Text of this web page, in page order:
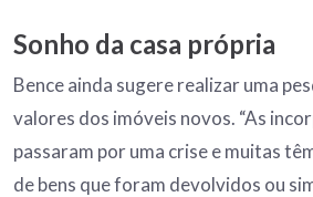
Sonho da casa própria
Bence ainda sugere realizar uma
valores dos imóveis novos. “As
passaram por uma crise e muitas
de bens que foram devolvidos ou